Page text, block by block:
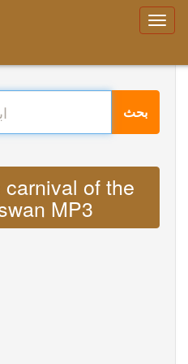
بحث
MP3